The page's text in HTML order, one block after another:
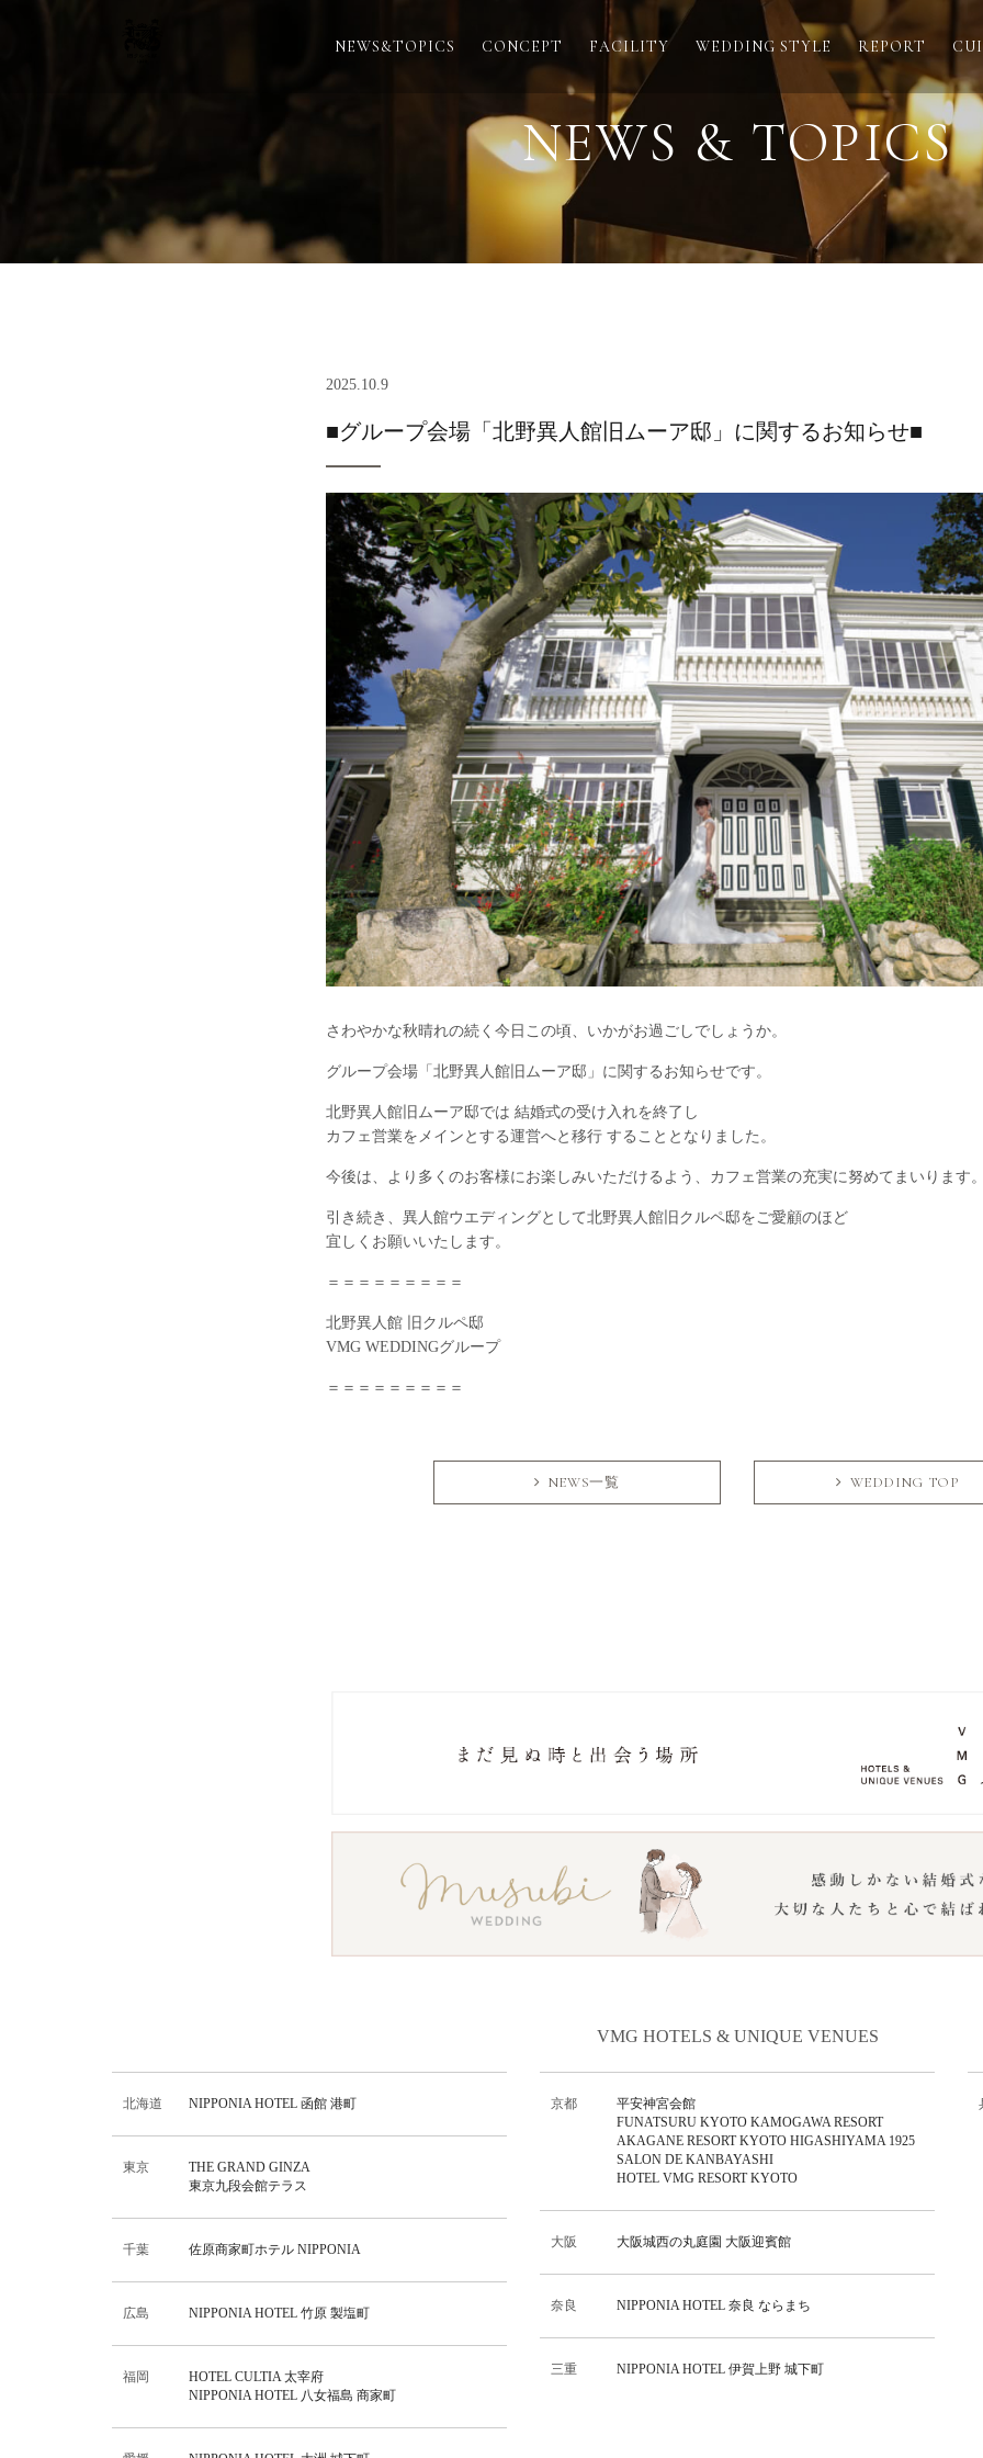
NEWS&TOPICS CONCEPT FACILITY WEDDING STYLE REPORT
NEWS & TOPICS
2025.10.9
■グループ会場「北野異人館旧ムーア邸」に関するお知らせ■
さわやかな秋晴れの続く今日この頃、いかがお過ごしでしょうか。
グループ会場「北野異人館旧ムーア邸」に関するお知らせです。
北野異人館旧ムーア邸では 結婚式の受け入れを終了し
カフェ営業をメインとする運営へと移行 することとなりました。
今後は、より多くのお客様にお楽しみいただけるよう、カフェ営業の充実に努めてまいります
引き続き、異人館ウエディングとして北野異人館旧クルペ邸をご愛顧のほど
宜しくお願いいたします。
＝＝＝＝＝＝＝＝＝
北野異人館 旧クルペ邸
VMG WEDDINGグループ
＝＝＝＝＝＝＝＝＝
NEWS一覧 WEDDING TOP
VMG HOTELS & UNIQUE VENUES
北海道 NIPPONIA HOTEL 函館 港町
東京
THE GRAND GINZA
東京九段会館テラス
千葉 佐原商家町ホテル NIPPONIA
広島 NIPPONIA HOTEL 竹原 製塩町
福岡
HOTEL CULTIA 太宰府
NIPPONIA HOTEL 八女福島 商家町
京都
平安神宮会館
FUNATSURU KYOTO KAMOGAWA RESORT
AKAGANE RESORT KYOTO HIGASHIYAMA 1925
SALON DE KANBAYASHI
HOTEL VMG RESORT KYOTO
大阪 ⼤阪城⻄の丸庭園 ⼤阪迎賓館
奈良 NIPPONIA HOTEL 奈良 ならまち
三重 NIPPONIA HOTEL 伊賀上野 城下町